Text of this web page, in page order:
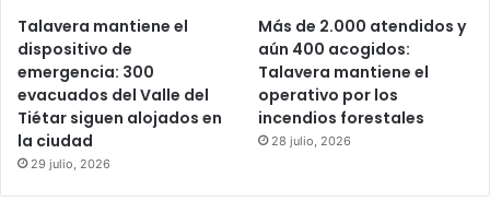
Talavera mantiene el
dispositivo de
emergencia: 300
evacuados del Valle del
Tiétar siguen alojados en
la ciudad
29 julio, 2026
Más de 2.000 atendidos y
aún 400 acogidos:
Talavera mantiene el
operativo por los
incendios forestales
28 julio, 2026